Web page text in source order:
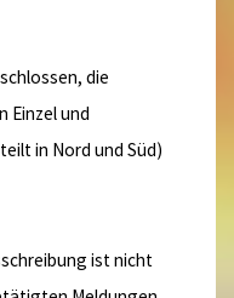
die
Einzel und
in Nord und Süd)
ist nicht